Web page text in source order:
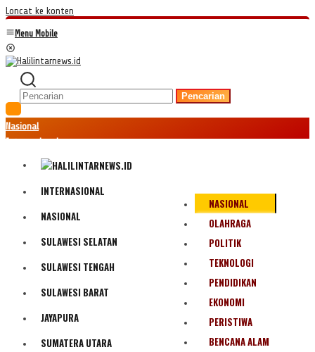
Loncat ke konten
Menu Mobile
Pencarian
Nasional
Internasional
Politik
Olahraga
Bencana Alam
INTERNASIONAL
NASIONAL
SULAWESI SELATAN
SULAWESI TENGAH
SULAWESI BARAT
JAYAPURA
SUMATERA UTARA
NASIONAL
OLAHRAGA
POLITIK
TEKNOLOGI
PENDIDIKAN
EKONOMI
PERISTIWA
BENCANA ALAM